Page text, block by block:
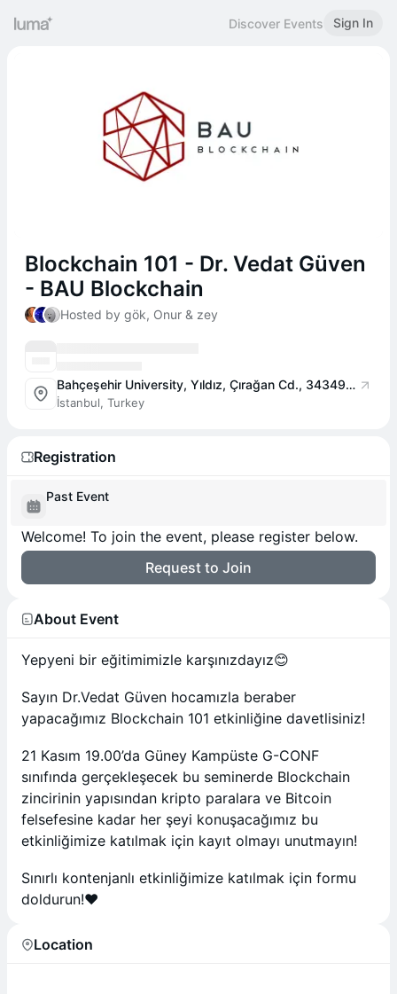
Discover Events Sign In
Blockchain 101 - Dr. Vedat Güven
- BAU Blockchain
Hosted by gök, Onur & zey
Bahçeşehir University, Yıldız, Çırağan Cd., 34349 Beşiktaş/İstanbul, Turkey
İstanbul, Turkey
Registration
Past Event
Welcome! To join the event, please register below.
Request to Join
About Event
Yepyeni bir eğitimimizle karşınızdayız😊
Sayın Dr.Vedat Güven hocamızla beraber
yapacağımız Blockchain 101 etkinliğine davetlisiniz!
21 Kasım 19.00’da Güney Kampüste G-CONF
sınıfında gerçekleşecek bu seminerde Blockchain
zincirinin yapısından kripto paralara ve Bitcoin
felsefesine kadar her şeyi konuşacağımız bu
etkinliğimize katılmak için kayıt olmayı unutmayın!
Sınırlı kontenjanlı etkinliğimize katılmak için formu
doldurun!❤️
Location